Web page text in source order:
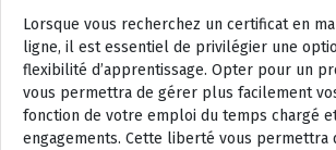
Lorsque vous recherchez un certificat en
ligne, il est essentiel de privilégier une
flexibilité d’apprentissage. Opter pour un
vous permettra de gérer plus facilement
fonction de votre emploi du temps chargé
engagements. Cette liberté vous permettra